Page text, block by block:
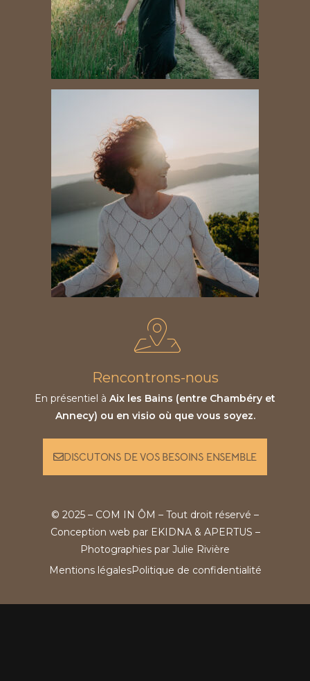
Rencontrons-nous
En présentiel à Aix les Bains (entre Chambéry et
Annecy) ou en visio où que vous soyez.
DISCUTONS DE VOS BESOINS ENSEMBLE
© 2025 – COM IN ÔM – Tout droit réservé –
Conception web par EKIDNA& APERTUS –
Photographies par Julie Rivière
Mentions légalesPolitique de confidentialité